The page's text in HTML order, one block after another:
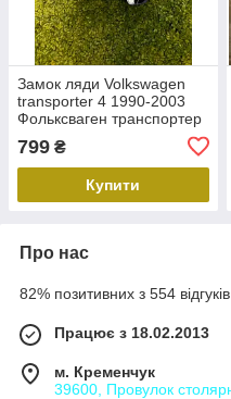
Замок ляди Volkswagen
transporter 4 1990-2003
Фольксваген транспортер
799 ₴
Купити
Про нас
82% позитивних з 554 відгуків
Працює з 18.02.2013
м. Кременчук
39600, Провулок